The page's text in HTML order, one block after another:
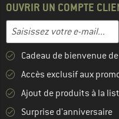
OUVRIR UN COMPTE
Adresse e-mail
Entrez votre adresse e-
Cadeau de bienvenue
Accès exclusif aux
Ajout de produits à la
Surprise d'anniversaire